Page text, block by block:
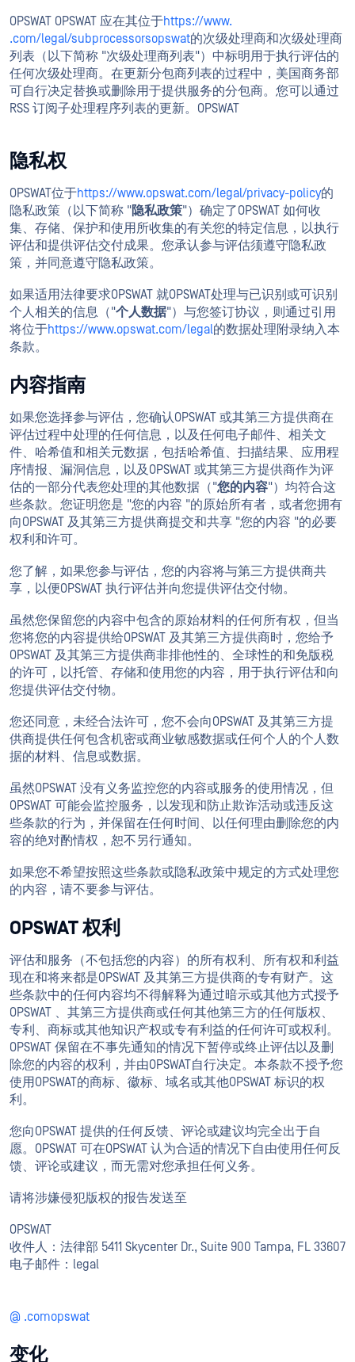
OPSWAT OPSWAT 应在其位于https://www.
.com/legal/subprocessorsopswat的次级处理商和次级处理商
列表（以下简称 "次级处理商列表"）中标明用于执行评估的
任何次级处理商。在更新分包商列表的过程中，美国商务部
可自行决定替换或删除用于提供服务的分包商。您可以通过
RSS 订阅子处理程序列表的更新。OPSWAT
隐私权
OPSWAT位于https://www.opswat.com/legal/privacy-policy的
隐私政策（以下简称 "隐私政策"）确定了OPSWAT 如何收
集、存储、保护和使用所收集的有关您的特定信息，以执行
评估和提供评估交付成果。您承认参与评估须遵守隐私政
策，并同意遵守隐私政策。
如果适用法律要求OPSWAT 就OPSWAT处理与已识别或可识别
个人相关的信息（"个人数据"）与您签订协议，则通过引用
将位于https://www.opswat.com/legal的数据处理附录纳入本
条款。
内容指南
如果您选择参与评估，您确认OPSWAT 或其第三方提供商在
评估过程中处理的任何信息，以及任何电子邮件、相关文
件、哈希值和相关元数据，包括哈希值、扫描结果、应用程
序情报、漏洞信息，以及OPSWAT 或其第三方提供商作为评
估的一部分代表您处理的其他数据（"您的内容"）均符合这
些条款。您证明您是 "您的内容 "的原始所有者，或者您拥有
向OPSWAT 及其第三方提供商提交和共享 "您的内容 "的必要
权利和许可。
您了解，如果您参与评估，您的内容将与第三方提供商共
享，以便OPSWAT 执行评估并向您提供评估交付物。
虽然您保留您的内容中包含的原始材料的任何所有权，但当
您将您的内容提供给OPSWAT 及其第三方提供商时，您给予
OPSWAT 及其第三方提供商非排他性的、全球性的和免版税
的许可，以托管、存储和使用您的内容，用于执行评估和向
您提供评估交付物。
您还同意，未经合法许可，您不会向OPSWAT 及其第三方提
供商提供任何包含机密或商业敏感数据或任何个人的个人数
据的材料、信息或数据。
虽然OPSWAT 没有义务监控您的内容或服务的使用情况，但
OPSWAT 可能会监控服务，以发现和防止欺诈活动或违反这
些条款的行为，并保留在任何时间、以任何理由删除您的内
容的绝对酌情权，恕不另行通知。
如果您不希望按照这些条款或隐私政策中规定的方式处理您
的内容，请不要参与评估。
OPSWAT 权利
评估和服务（不包括您的内容）的所有权利、所有权和利益
现在和将来都是OPSWAT 及其第三方提供商的专有财产。这
些条款中的任何内容均不得解释为通过暗示或其他方式授予
OPSWAT 、其第三方提供商或任何其他第三方的任何版权、
专利、商标或其他知识产权或专有利益的任何许可或权利。
OPSWAT 保留在不事先通知的情况下暂停或终止评估以及删
除您的内容的权利，并由OPSWAT自行决定。本条款不授予您
使用OPSWAT的商标、徽标、域名或其他OPSWAT 标识的权
利。
您向OPSWAT 提供的任何反馈、评论或建议均完全出于自
愿。OPSWAT 可在OPSWAT 认为合适的情况下自由使用任何反
馈、评论或建议，而无需对您承担任何义务。
请将涉嫌侵犯版权的报告发送至
OPSWAT
收件人：法律部 5411 Skycenter Dr., Suite 900 Tampa, FL 33607
电子邮件：legal
@ .comopswat
变化